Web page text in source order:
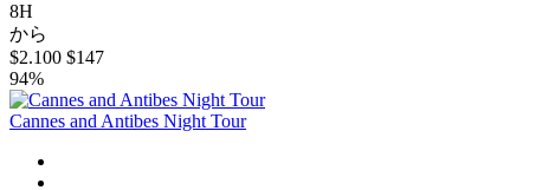
8H
から
$2.100 $147
94%
Cannes and Antibes Night Tour